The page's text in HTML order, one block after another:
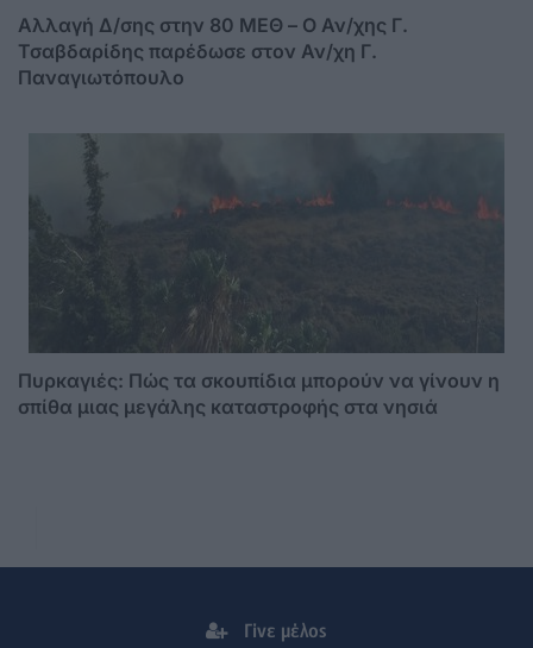
Αλλαγή Δ/σης στην 80 ΜΕΘ – Ο Αν/χης Γ.
Τσαβδαρίδης παρέδωσε στον Αν/χη Γ.
Παναγιωτόπουλο
Πυρκαγιές: Πώς τα σκουπίδια μπορούν να γίνουν η
σπίθα μιας μεγάλης καταστροφής στα νησιά
Γίνε μέλος